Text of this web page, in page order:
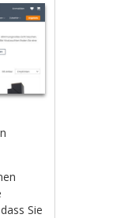
Sie